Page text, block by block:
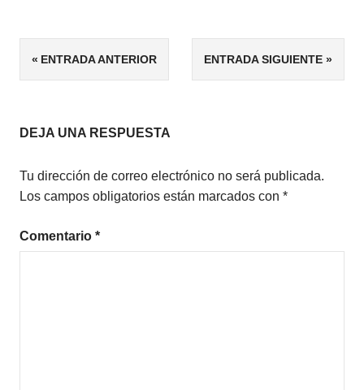
ETIQUETAS
AUTOPUBLICACIÓN
Navegación
entradas
ENTRADA ANTERIOR ENTRADA SIGUIENTE
DEJA UNA RESPUESTA
Tu dirección de correo electrónico no será publicada.
Los campos obligatorios están marcados con *
Comentario *